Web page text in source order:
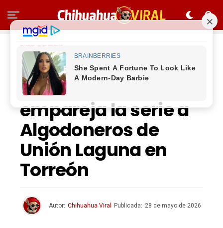
DEPORTES
Rompe Dorados la
mala racha y
empareja la serie a
Algodoneros de
Unión Laguna en
Torreón
Autor: Chihuahua Viral Publicada: 28 de mayo de 2026